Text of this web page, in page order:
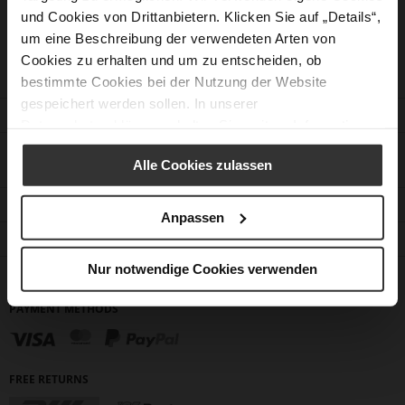
und Cookies von Drittanbietern. Klicken Sie auf „Details“,
um eine Beschreibung der verwendeten Arten von
Cookies zu erhalten und um zu entscheiden, ob
bestimmte Cookies bei der Nutzung der Website
gespeichert werden sollen. In unserer
Alle Cookies zulassen
Anpassen
Nur notwendige Cookies verwenden
CUSTOMER SERVICE
FIND A STORE
PAYMENT METHODS
FREE RETURNS